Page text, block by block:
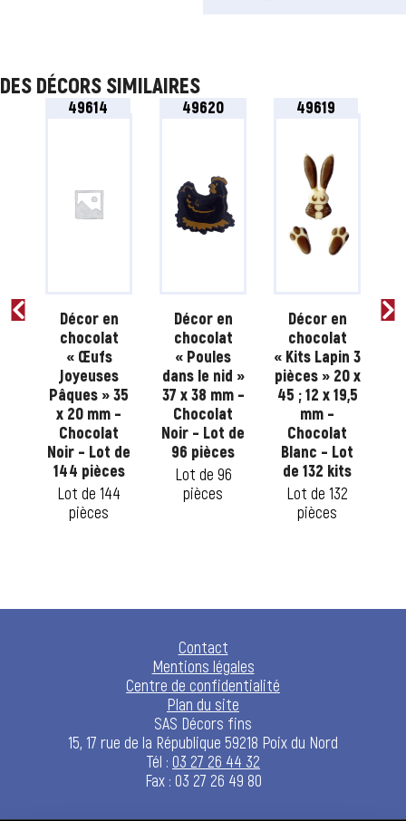
DES DÉCORS SIMILAIRES
49614
Décor en
chocolat
« Œufs
Joyeuses
Pâques » 35
x 20 mm –
Chocolat
Noir – Lot de
144 pièces
Lot de 144
pièces
49620
Décor en
chocolat
« Poules
dans le nid »
37 x 38 mm –
Chocolat
Noir – Lot de
96 pièces
Lot de 96
pièces
49619
Décor en
chocolat
« Kits Lapin 3
pièces » 20 x
45 ; 12 x 19,5
mm –
Chocolat
Blanc – Lot
de 132 kits
Lot de 132
pièces
Contact
Mentions légales
Centre de confidentialité
Plan du site
SAS Décors fins
15, 17 rue de la République 59218 Poix du Nord
Tél : 03 27 26 44 32
Fax : 03 27 26 49 80